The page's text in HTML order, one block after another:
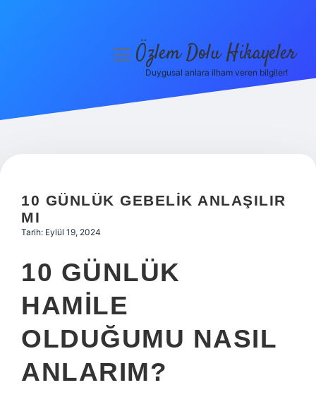
Hakkımızda
menüyüÖzlem Dolu Hikayeler
Duygusal anlara ilham veren bilgiler!
10 GÜNLÜK GEBELIK ANLAŞILIR
MI
Tarih: Eylül 19, 2024
10 GÜNLÜK
HAMILE
OLDUĞUMU NASIL
ANLARIM?